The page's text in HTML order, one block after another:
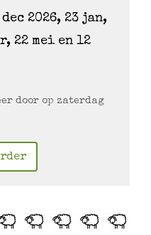
2026, 23 jan,
22 mei en 12
door op zaterdag